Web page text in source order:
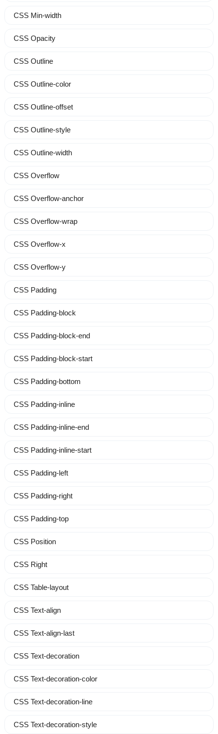
CSS Min-width
CSS Opacity
CSS Outline
CSS Outline-color
CSS Outline-offset
CSS Outline-style
CSS Outline-width
CSS Overflow
CSS Overflow-anchor
CSS Overflow-wrap
CSS Overflow-x
CSS Overflow-y
CSS Padding
CSS Padding-block
CSS Padding-block-end
CSS Padding-block-start
CSS Padding-bottom
CSS Padding-inline
CSS Padding-inline-end
CSS Padding-inline-start
CSS Padding-left
CSS Padding-right
CSS Padding-top
CSS Position
CSS Right
CSS Table-layout
CSS Text-align
CSS Text-align-last
CSS Text-decoration
CSS Text-decoration-color
CSS Text-decoration-line
CSS Text-decoration-style